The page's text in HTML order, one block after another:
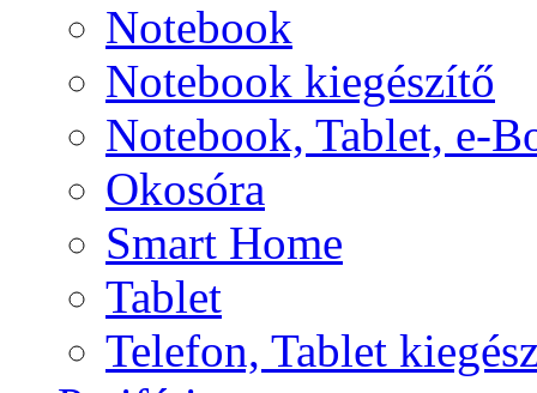
Notebook
Notebook kiegészítő
Notebook, Tablet, e-
Okosóra
Smart Home
Tablet
Telefon, Tablet